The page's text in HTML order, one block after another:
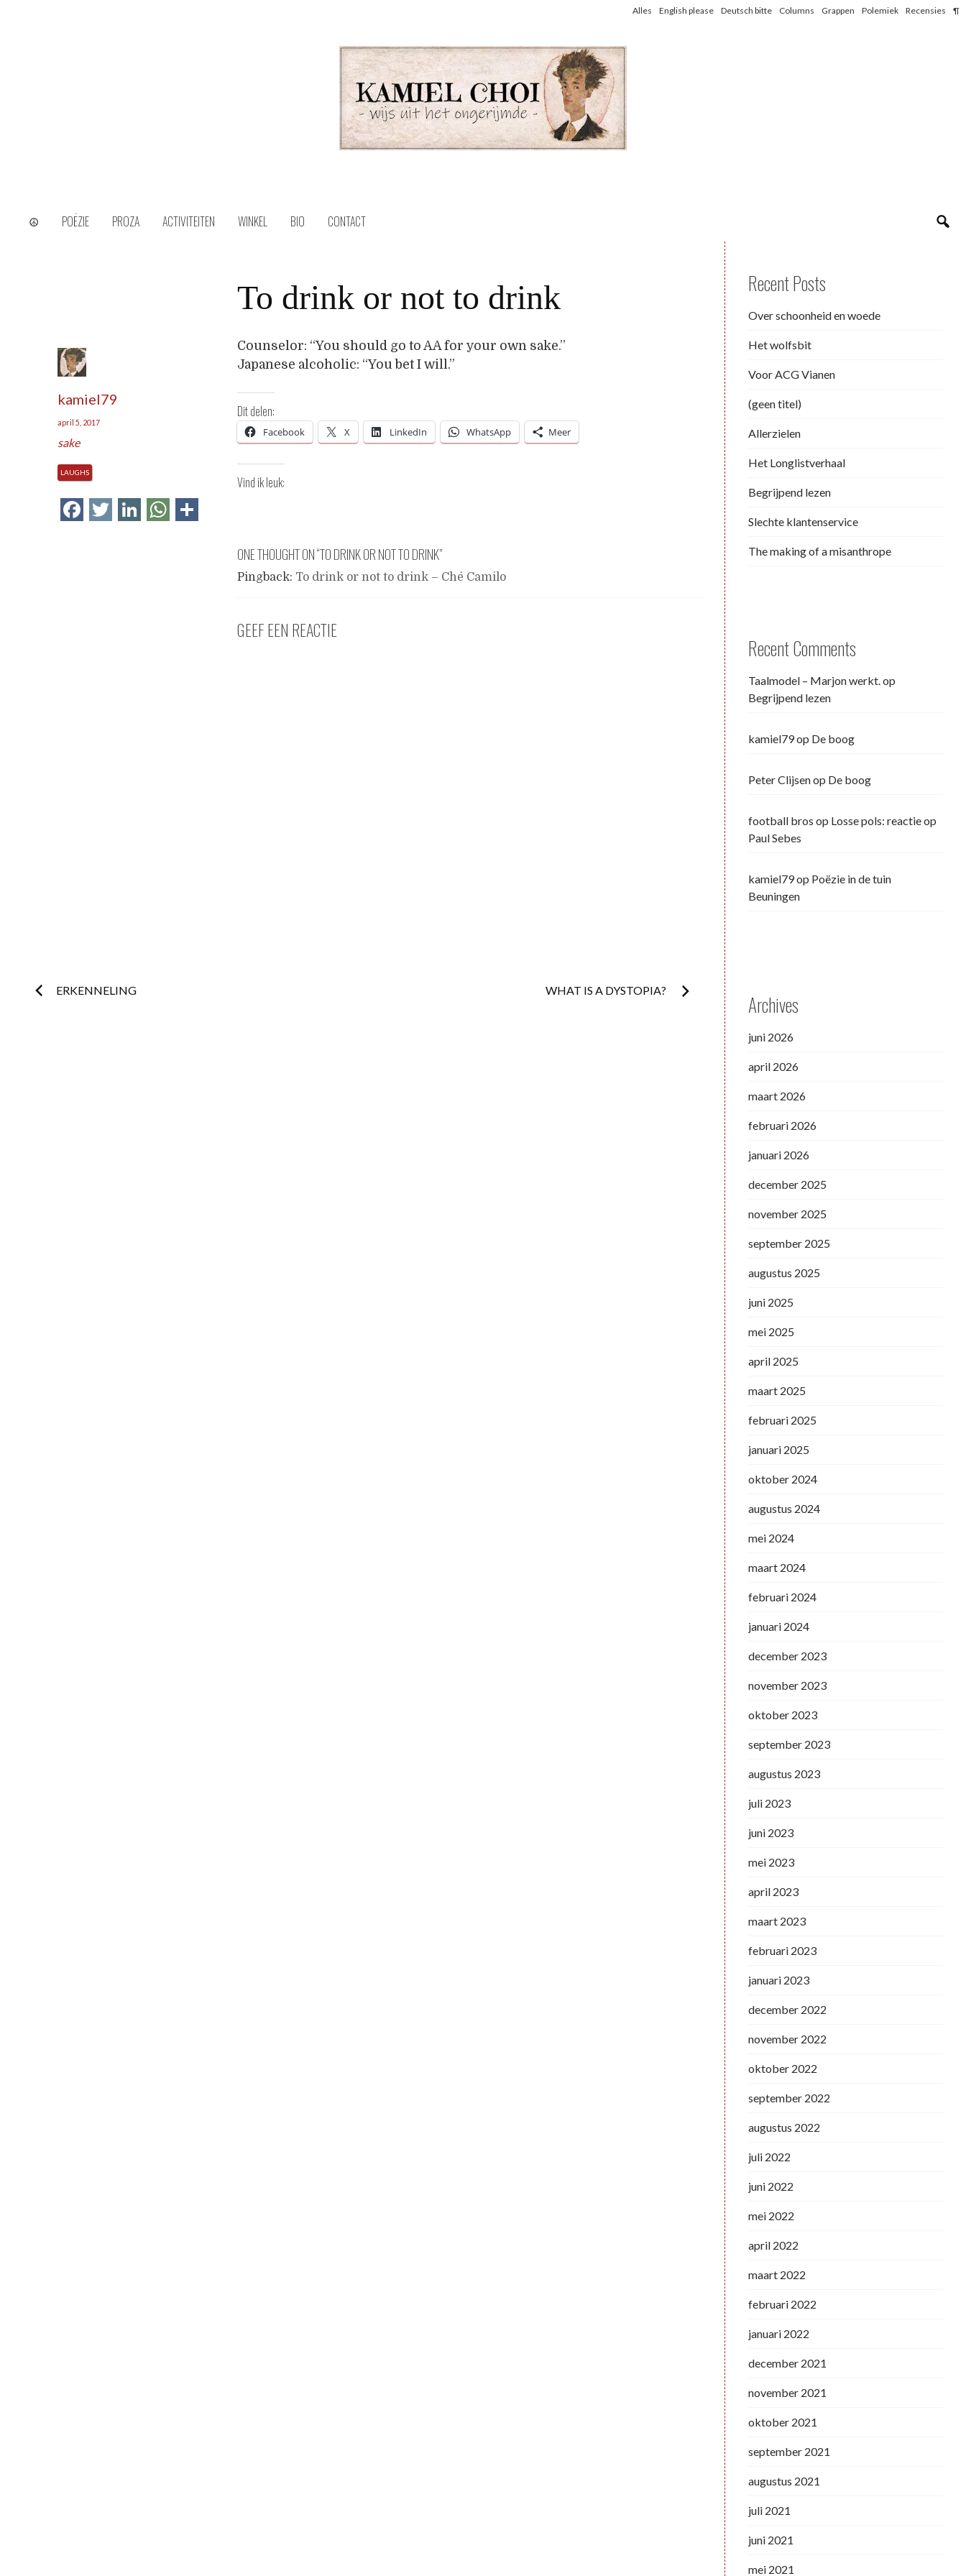
Alles English please Deutsch bitte Columns Grappen Polemiek Recensies ¶
☮ POËZIE PROZA ACTIVITEITEN WINKEL BIO CONTACT
To drink or not to drink
kamiel79
april 5, 2017
sake
LAUGHS
Facebook
Twitter
LinkedInWhatsApp
Counselor: “You should go to AA for your own sake.”
Japanese alcoholic: “You bet I will.”
Dit delen:
Facebook X LinkedIn WhatsApp Meer
Vind ik leuk:
ONE THOUGHT ON “TO DRINK OR NOT TO DRINK”
Pingback: To drink or not to drink – Ché Camilo
GEEF EEN REACTIE
Post
ERKENNELING WHAT IS A DYSTOPIA?
Recent Posts
Over schoonheid en woede
Het wolfsbit
Voor ACG Vianen
(geen titel)
Allerzielen
Het Longlistverhaal
Begrijpend lezen
Slechte klantenservice
The making of a misanthrope
Recent Comments
Taalmodel – Marjon werkt.op
Begrijpend lezen
kamiel79op De boog
Peter Clijsenop De boog
football bros op Losse pols: reactie op
Paul Sebes
kamiel79op Poëzie in de tuin
Beuningen
Archives
juni 2026
april 2026
maart 2026
februari 2026
januari 2026
december 2025
november 2025
september 2025
augustus 2025
juni 2025
mei 2025
april 2025
maart 2025
februari 2025
januari 2025
oktober 2024
augustus 2024
mei 2024
maart 2024
februari 2024
januari 2024
december 2023
november 2023
oktober 2023
september 2023
augustus 2023
juli 2023
juni 2023
mei 2023
april 2023
maart 2023
februari 2023
januari 2023
december 2022
november 2022
oktober 2022
september 2022
augustus 2022
juli 2022
juni 2022
mei 2022
april 2022
maart 2022
februari 2022
januari 2022
december 2021
november 2021
oktober 2021
september 2021
augustus 2021
juli 2021
juni 2021
mei 2021